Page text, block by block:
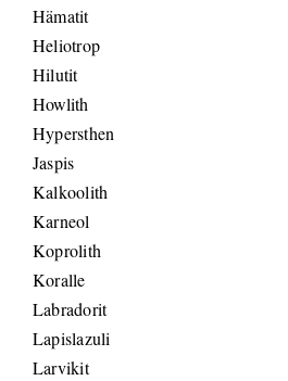
Hämatit
Heliotrop
Hilutit
Howlith
Hypersthen
Jaspis
Kalkoolith
Karneol
Koprolith
Koralle
Labradorit
Lapislazuli
Larvikit